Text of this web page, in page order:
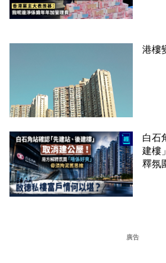
港樓
白石
建樓
釋氛
廣告